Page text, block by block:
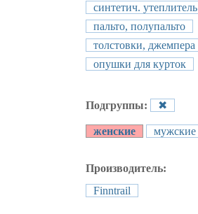
синтетич. утеплитель
пальто, полупальто
толстовки, джемпера
опушки для курток
Подгруппы: ✖
женские мужские
Производитель:
Finntrail